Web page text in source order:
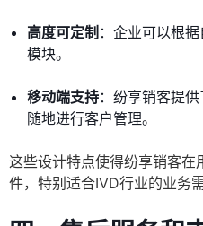
高度可定制 ：企业可以根
模块。
移动端支持：纷享销客提
随地进行客户管理。
这些设计特点使得纷享销客
件，特别适合IVD行业的业务需